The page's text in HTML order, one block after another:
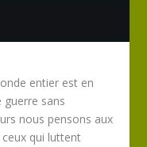
entier est en
guerre sans
nous pensons aux
qui luttent